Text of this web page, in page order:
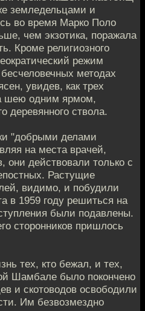
земледельцами и
во время Марко Поло
чем экзотика, поражала
Кроме религиозного
режим
методах
увидев, как трех
шею одним ярмом,
деревянного ствола.
"добрыми делами
на места врачей,
они действовали только с
Растущие
видимо, и побудили
в 1959 году решиться на
были подавлены.
сторонников пришлось
тех, кто бежал, и тех,
Шамбале было покончено
и скотоводов освободили
Им безвозмездно